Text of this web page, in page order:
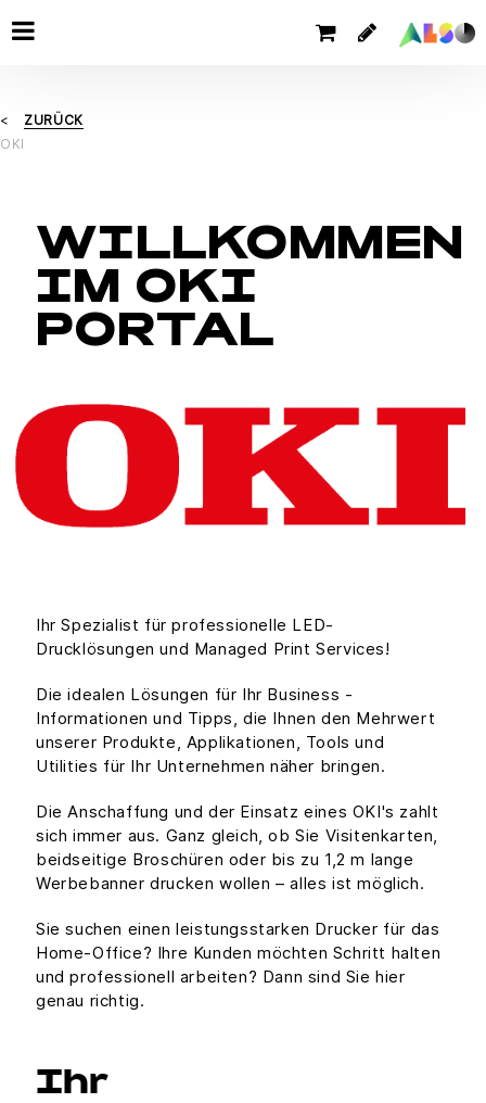
ZURÜCK
OKI
WILLKOMMEN
IM OKI
PORTAL
Ihr Spezialist für professionelle LED-
Drucklösungen und Managed Print Services!
Die idealen Lösungen für Ihr Business -
Informationen und Tipps, die Ihnen den Mehrwert
unserer Produkte, Applikationen, Tools und
Utilities für Ihr Unternehmen näher bringen.
Die Anschaffung und der Einsatz eines OKI's zahlt
sich immer aus. Ganz gleich, ob Sie Visitenkarten,
beidseitige Broschüren oder bis zu 1,2 m lange
Werbebanner drucken wollen – alles ist möglich.
Sie suchen einen leistungsstarken Drucker für das
Home-Office? Ihre Kunden möchten Schritt halten
und professionell arbeiten? Dann sind Sie hier
genau richtig.
Ihr